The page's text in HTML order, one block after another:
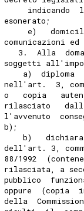
indicando
esonerato;
e)
comunicazioni
3.  Alla
soggetti
a)  diploma
nell'art.  3,
o   copia
rilasciato
l'avvenuto
b);
b)
dell'art. 3,
88/1992
rilasciata, a
pubblico
oppure  (copia
della